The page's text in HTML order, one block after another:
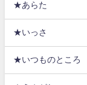
★あらた
★いっさ
★いつものところ